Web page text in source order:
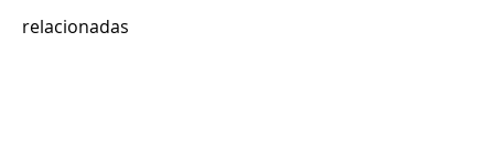
relacionadas